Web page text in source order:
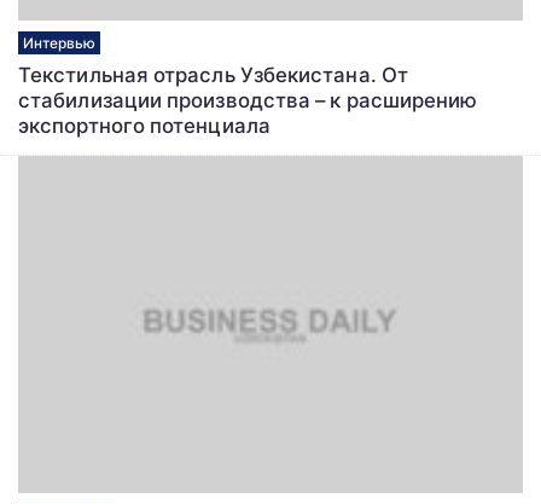
Интервью
Текстильная отрасль Узбекистана. От
стабилизации производства – к расширению
экспортного потенциала